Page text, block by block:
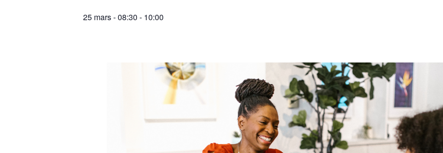
25 mars - 08:30 - 10:00